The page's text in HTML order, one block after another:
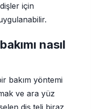
için
nasıl
bakım yöntemi
ve ara yüz